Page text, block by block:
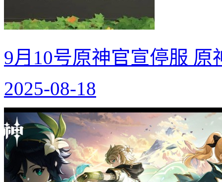
9月10号原神官宣停服 原
2025-08-18